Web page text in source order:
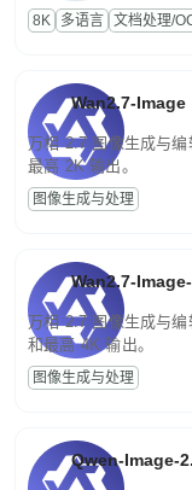
为便于存储、检索和二
8K 多语言 文档处理/
Wan2.7-Image
万相 2.7 图像生成与
最高 2K 输出。
图像生成与处理
Wan2.7-
万相 2.7 图像生成与
和最高 4K 输出。
图像生成与处理
Qwen-Image-